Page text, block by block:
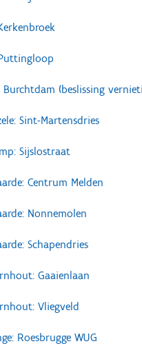
Burchtdam (beslissing
Sint-Martensdries
Sijslostraat
Centrum Melden
Nonnemolen
Schapendries
Gaaienlaan
Vliegveld
Roesbrugge WUG